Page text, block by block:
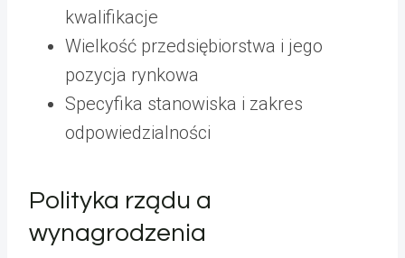
kwalifikacje
Wielkość przedsiębiorstwa i jego
pozycja rynkowa
Specyfika stanowiska i zakres
odpowiedzialności
Polityka rządu a
wynagrodzenia